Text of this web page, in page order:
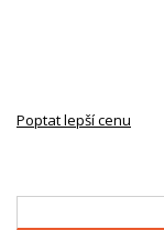
Poptat lepší cenu